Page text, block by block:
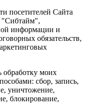
посетителей Сайта
"Сибтайм",
информации и
обязательств,
моих
сбор, запись,
уничтожение,
блокирование,